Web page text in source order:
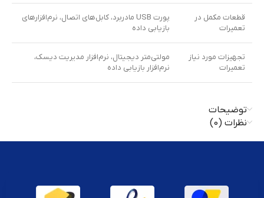
قطعات مکمل در
تعمیرات
پورت USB مادربرد، کابل‌های اتصال، نرم‌افزارهای
بازیابی داده
تجهیزات مورد نیاز
تعمیرات
مولتی‌متر دیجیتال، نرم‌افزار مدیریت دیسک،
نرم‌افزار بازیابی داده
توضیحات
نظرات (0)